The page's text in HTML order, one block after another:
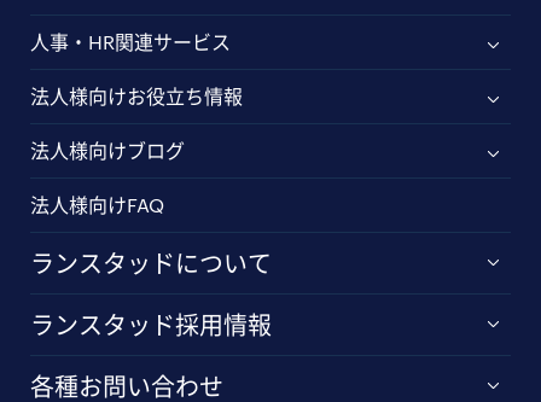
人事・HR関連サービス
法人様向けお役立ち情報
法人様向けブログ
法人様向けFAQ
ランスタッドについて
ランスタッド採用情報
各種お問い合わせ